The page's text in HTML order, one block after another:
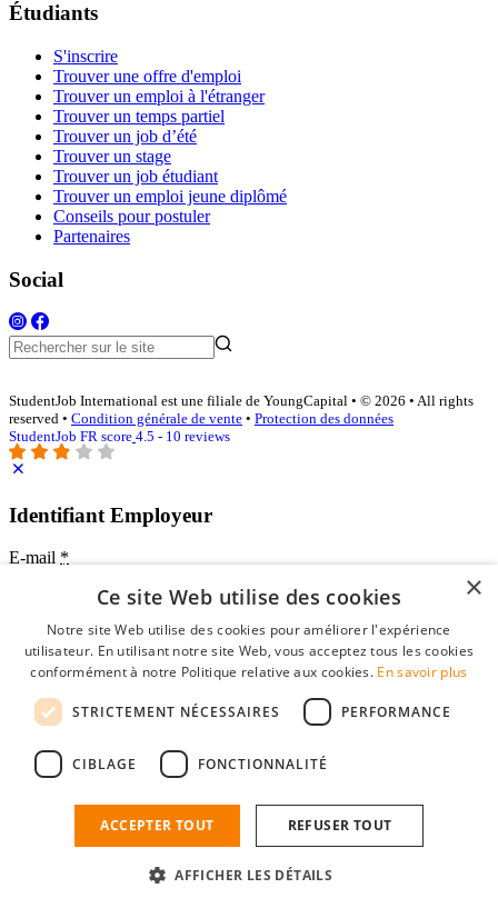
Étudiants
S'inscrire
Trouver une offre d'emploi
Trouver un emploi à l'étranger
Trouver un temps partiel
Trouver un job d’été
Trouver un stage
Trouver un job étudiant
Trouver un emploi jeune diplômé
Conseils pour postuler
Partenaires
Social
StudentJob International est une filiale de YoungCapital • © 2026 • All rights
reserved • Condition générale de vente • Protection des données
StudentJob FR score 4.5 - 10 reviews
Identifiant Employeur
E-mail *
Mot de passe
se souvenir de moi
mot de passe oublié?
Profil Employeur gratuit
Vous pouvez vous connecter sur StudentJob si vous avez créé un
n'est plus qu'à quelques clics.
×
Ce site Web utilise des cookies
Notre site Web utilise des cookies pour améliorer l'expérience
utilisateur. En utilisant notre site Web, vous acceptez tous les cookies
conformément à notre Politique relative aux cookies. En savoir plus
STRICTEMENT NÉCESSAIRES PERFORMANCE
CIBLAGE FONCTIONNALITÉ
ACCEPTER TOUT REFUSER TOUT
AFFICHER LES DÉTAILS